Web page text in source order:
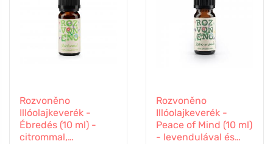
Rozvoněno
Illóolajkeverék -
Ébredés (10 ml) -
citrommal,
Rozvoněno
Illóolajkeverék -
Peace of Mind (10 ml)
- levendulával és